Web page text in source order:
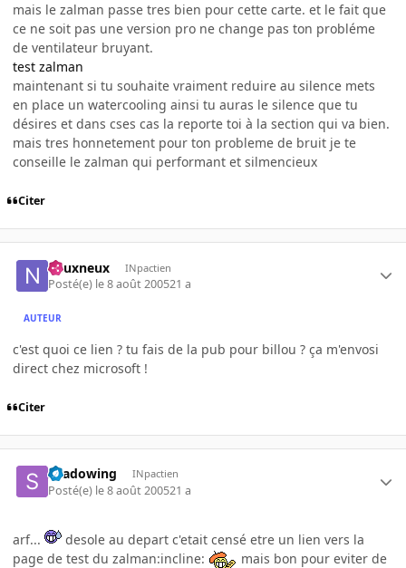
mais le zalman passe tres bien pour cette carte. et le fait que
ce ne soit pas une version pro ne change pas ton probléme
de ventilateur bruyant.
test zalman
maintenant si tu souhaite vraiment reduire au silence mets
en place un watercooling ainsi tu auras le silence que tu
désires et dans cses cas la reporte toi à la section qui va bien.
mais tres honnetement pour ton probleme de bruit je te
conseille le zalman qui performant et silmencieux
Citer
neuxneux INpactien
Posté(e) le 8 août 200521 a
AUTEUR
c'est quoi ce lien ? tu fais de la pub pour billou ? ça m'envosi
direct chez microsoft !
Citer
shadowing INpactien
Posté(e) le 8 août 200521 a
arf...
desole au depart c'etait censé etre un lien vers la
page de test du zalman:incline:
mais bon pour eviter de